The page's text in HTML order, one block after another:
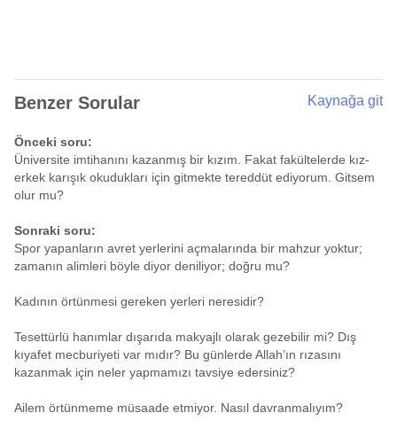
Benzer Sorular Kaynağa git
Önceki soru:
Üniversite imtihanını kazanmış bir kızım. Fakat fakültelerde kız-
erkek karışık okudukları için gitmekte tereddüt ediyorum. Gitsem
olur mu?
Sonraki soru:
Spor yapanların avret yerlerini açmalarında bir mahzur yoktur;
zamanın alimleri böyle diyor deniliyor; doğru mu?
Kadının örtünmesi gereken yerleri neresidir?
Tesettürlü hanımlar dışarıda makyajlı olarak gezebilir mi? Dış
kıyafet mecburiyeti var mıdır? Bu günlerde Allah’ın rızasını
kazanmak için neler yapmamızı tavsiye edersiniz?
Ailem örtünmeme müsaade etmiyor. Nasıl davranmalıyım?